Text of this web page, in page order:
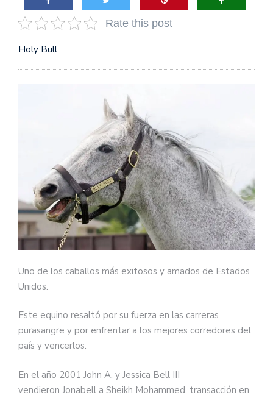
Rate this post
Holy Bull
Uno de los caballos más exitosos y amados de Estados
Unidos.
Este equino resaltó por su fuerza en las carreras
purasangre y por enfrentar a los mejores corredores del
país y vencerlos.
En el año 2001 John A. y Jessica Bell III
vendieron Jonabell a Sheikh Mohammed, transacción en